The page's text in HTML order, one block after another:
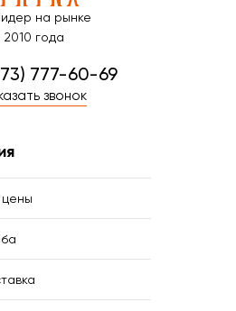
на рынке
2010 года
777-60-69
звонок